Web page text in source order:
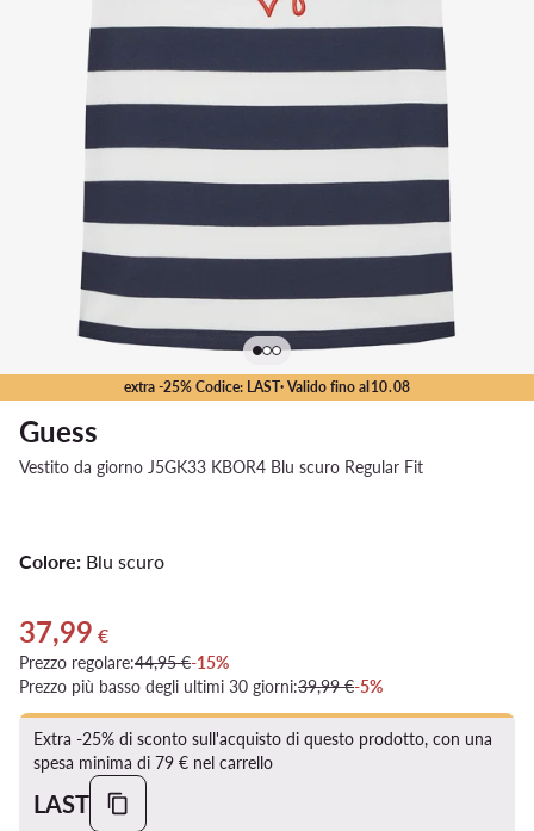
extra -25% Codice: LAST· Valido fino al 10.08
Guess
Vestito da giorno J5GK33 KBOR4 Blu scuro Regular Fit
Colore: Blu scuro
Prezzo attuale 37,99 €
37,99 €
Prezzo regolare:44,95 €-15%
Prezzo più basso degli ultimi 30 giorni:39,99 €-5%
Extra -25% di sconto sull'acquisto di questo prodotto, con una
spesa minima di 79 € nel carrello
LAST